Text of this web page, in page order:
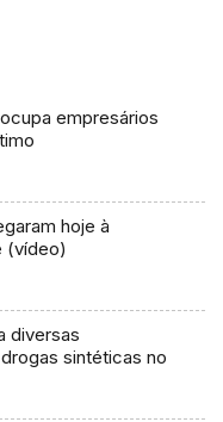
empresários
hoje à
(vídeo)
diversas
sintéticas no